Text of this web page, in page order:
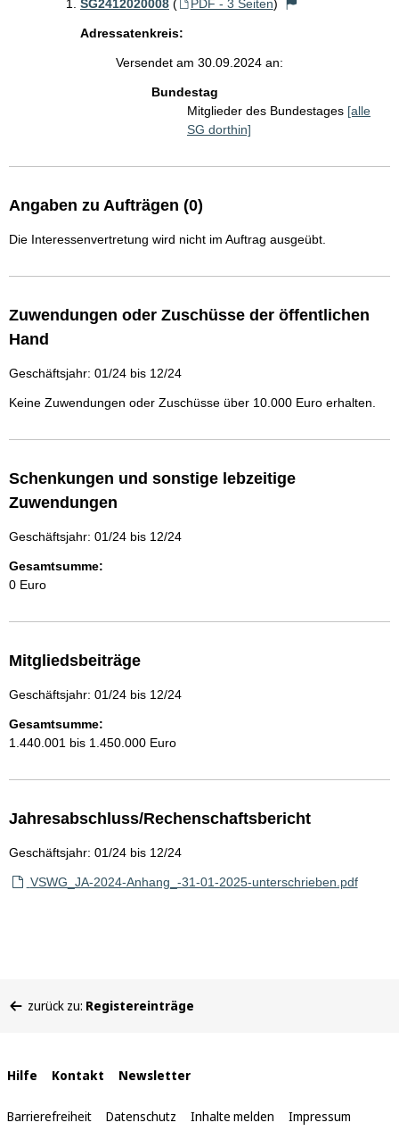
SG2412020008 ( PDF - 3 Seiten)
Adressatenkreis:
Versendet am 30.09.2024 an:
Bundestag
Mitglieder des Bundestages [alle
SG dorthin]
Angaben zu Aufträgen (0)
Die Interessenvertretung wird nicht im Auftrag ausgeübt.
Zuwendungen oder Zuschüsse der öffentlichen
Hand
Geschäftsjahr: 01/24 bis 12/24
Keine Zuwendungen oder Zuschüsse über 10.000 Euro erhalten.
Schenkungen und sonstige lebzeitige
Zuwendungen
Geschäftsjahr: 01/24 bis 12/24
Gesamtsumme:
0 Euro
Mitgliedsbeiträge
Geschäftsjahr: 01/24 bis 12/24
Gesamtsumme:
1.440.001 bis 1.450.000 Euro
Jahresabschluss/Rechenschaftsbericht
Geschäftsjahr: 01/24 bis 12/24
VSWG_JA-2024-Anhang_-31-01-2025-unterschrieben.pdf
befinden
zurück zu: Registereinträge
Interne
Links
Hilfe Kontakt Newsletter
Barrierefreiheit Datenschutz Inhalte melden Impressum